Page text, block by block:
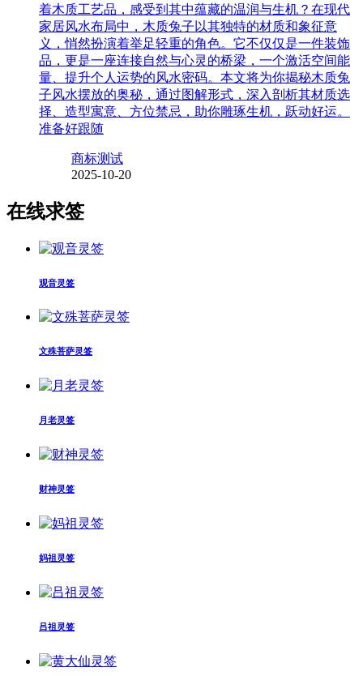
着木质工艺品，感受到其中蕴藏的温润与生机？在现代
家居风水布局中，木质兔子以其独特的材质和象征意
义，悄然扮演着举足轻重的角色。它不仅仅是一件装饰
品，更是一座连接自然与心灵的桥梁，一个激活空间能
量、提升个人运势的风水密码。本文将为你揭秘木质兔
子风水摆放的奥秘，通过图解形式，深入剖析其材质选
择、造型寓意、方位禁忌，助你雕琢生机，跃动好运。
准备好跟随
商标测试
2025-10-20
在线求签
观音灵签
文殊菩萨灵签
月老灵签
财神灵签
妈祖灵签
吕祖灵签